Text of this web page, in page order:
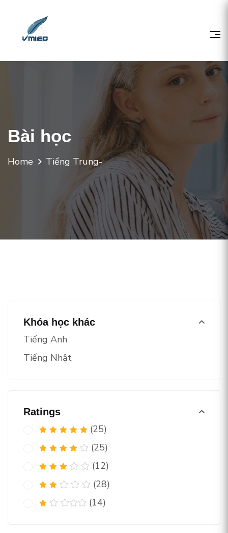
Bài học
Home Tiếng Trung-
Khóa học khác
Tiếng Anh
Tiếng Nhật
Ratings
(25)
(25)
(12)
(28)
(14)